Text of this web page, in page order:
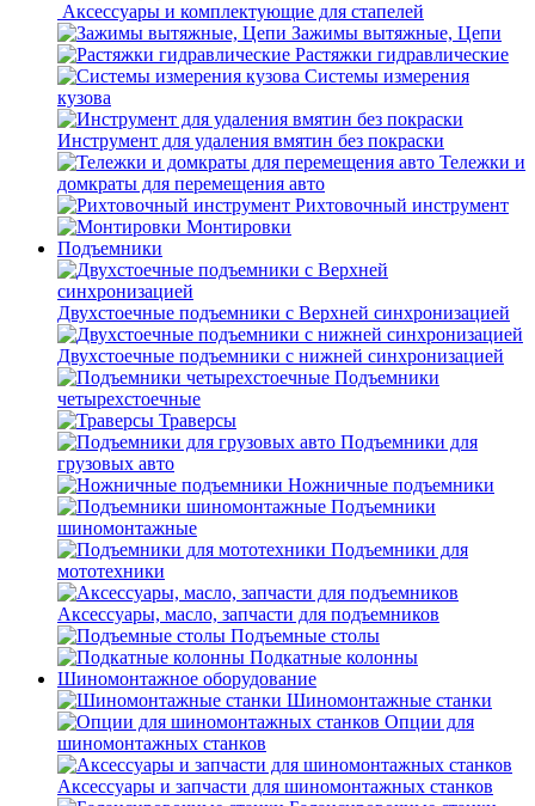
Аксессуары и комплектующие для стапелей
Зажимы вытяжные, Цепи
Растяжки гидравлические
Системы измерения
кузова
Инструмент для удаления вмятин без покраски
Тележки и
домкраты для перемещения авто
Рихтовочный инструмент
Монтировки
Подъемники
Двухстоечные подъемники с Верхней синхронизацией
Двухстоечные подъемники с нижней синхронизацией
Подъемники
четырехстоечные
Траверсы
Подъемники для
грузовых авто
Ножничные подъемники
Подъемники
шиномонтажные
Подъемники для
мототехники
Аксессуары, масло, запчасти для подъемников
Подъемные столы
Подкатные колонны
Шиномонтажное оборудование
Шиномонтажные станки
Опции для
шиномонтажных станков
Аксессуары и запчасти для шиномонтажных станков